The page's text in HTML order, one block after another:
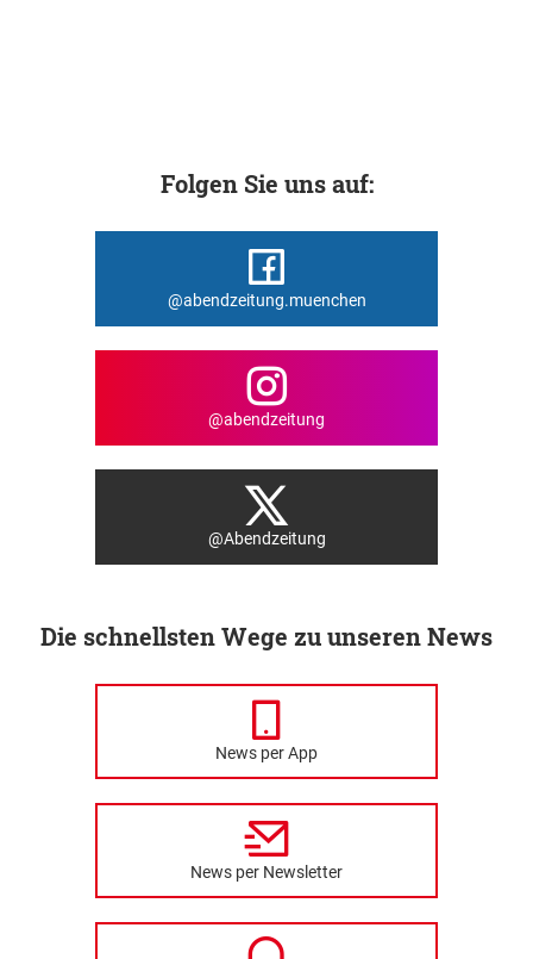
Folgen Sie uns auf:
@abendzeitung.muenchen
@abendzeitung
@Abendzeitung
Die schnellsten Wege zu unseren News
News per App
News per Newsletter